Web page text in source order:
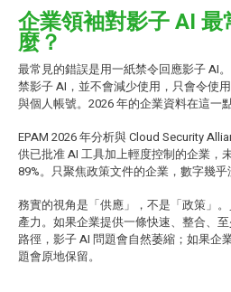
企業領袖對影子 AI
麼？
最常見的錯誤是用一紙禁令回應影子 AI
禁影子 AI，並不會減少使用，只會令使
與個人帳號。2026 年的企業資料在這一
EPAM 2026 年分析與 Cloud Security
供已批准 AI 工具加上輕度控制的企業，
89%。只聚焦政策文件的企業，數字幾乎
務實的視角是「供應」，不是「政策」
產力。如果企業提供一條快速、整合、
路徑，影子 AI 問題會自然萎縮；如果企
題會原地保留。